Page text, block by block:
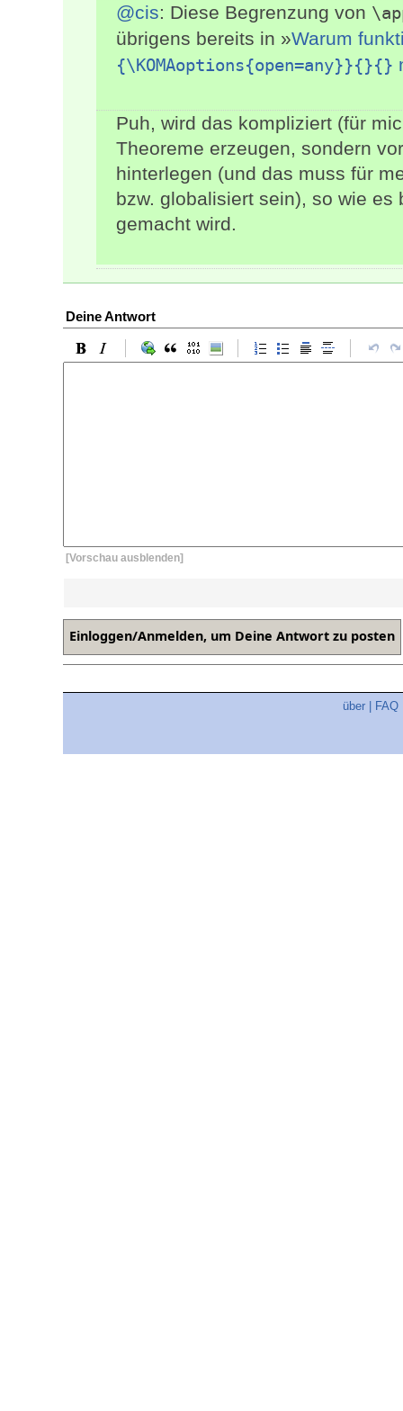
@cis: Diese Begrenzung von
übrigens bereits in »Warum
{\KOMAoptions{open=any}}{}{}
Puh, wird das kompliziert (für
Theoreme erzeugen, sondern
hinterlegen (und das muss für
bzw. globalisiert sein), so wie
gemacht wird.
Deine Antwort
[Vorschau ausblenden]
über FAQ